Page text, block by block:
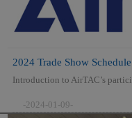
2024 Trade Show Schedule
Introduction to AirTAC’s
-2024-01-09-